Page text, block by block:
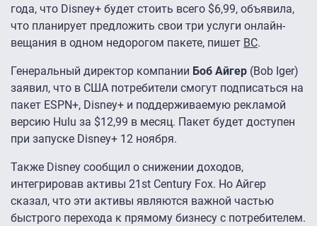
года, что Disney+ будет стоить всего $6,99, объявила,
что планирует предложить свои три услуги онлайн-
вещания в одном недорогом пакете, пишет BC.
Генеральный директор компании Боб Айгер (Bob Iger)
заявил, что в США потребители смогут подписаться на
пакет ESPN+, Disney+ и поддерживаемую рекламой
версию Hulu за $12,99 в месяц. Пакет будет доступен
при запуске Disney+ 12 ноября.
Также Disney сообщил о снижении доходов,
интегрировав активы 21st Century Fox. Но Айгер
сказал, что эти активы являются важной частью
быстрого перехода к прямому бизнесу с потребителем.